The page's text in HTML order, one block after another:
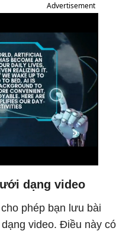
Advertisement
dạng video
cho phép bạn lưu bài
video. Điều này có